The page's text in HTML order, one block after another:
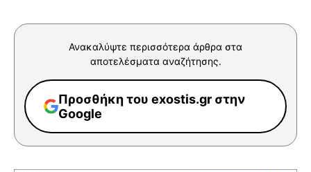
Ανακαλύψτε περισσότερα άρθρα στα
αποτελέσματα αναζήτησης.
Προσθήκη του exostis.gr στην
Google